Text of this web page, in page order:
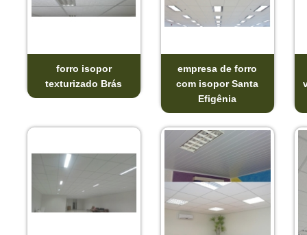
forro isopor
texturizado Brás
empresa de forro
com isopor Santa
Efigênia